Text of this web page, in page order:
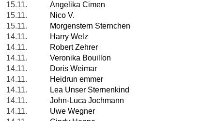
15.11.
Angelika Cimen
15.11.
Nico V.
15.11.
Morgenstern Sternchen
14.11.
Harry Welz
14.11.
Robert Zehrer
14.11.
Veronika Bouillon
14.11.
Doris Weimar
14.11.
Heidrun emmer
14.11.
Lea Unser Sternenkind
14.11.
John-Luca Jochmann
14.11.
Uwe Wegner